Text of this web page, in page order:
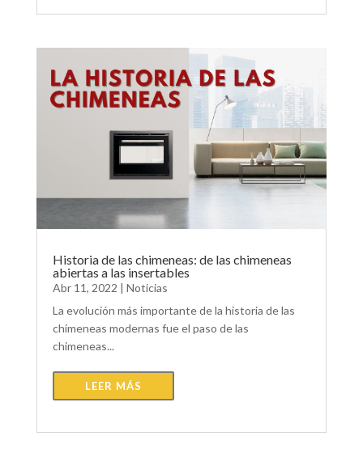
Historia de las chimeneas: de las chimeneas
abiertas a las insertables
Abr 11, 2022 | Noticias
La evolución más importante de la historia de las
chimeneas modernas fue el paso de las
chimeneas...
LEER MÁS